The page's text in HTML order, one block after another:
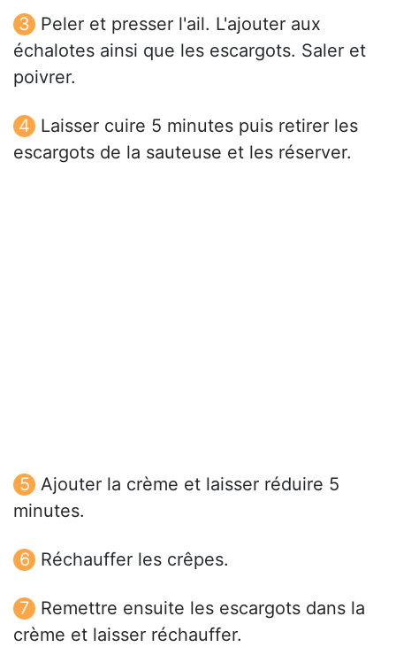
Peler et presser l'ail. L'ajouter aux
échalotes ainsi que les escargots. Saler et
poivrer.
Laisser cuire 5 minutes puis retirer les
escargots de la sauteuse et les réserver.
Ajouter la crème et laisser réduire 5
minutes.
Réchauffer les crêpes.
Remettre ensuite les escargots dans la
crème et laisser réchauffer.